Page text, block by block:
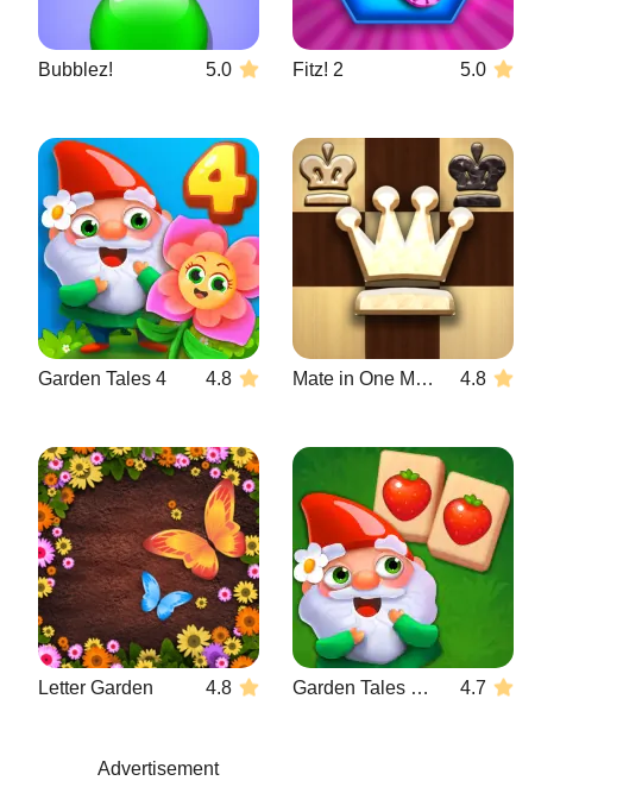
Bubblez! 5.0 Fitz! 2 5.0
Garden Tales 4 4.8 Mate in One Move 4.8
Letter Garden 4.8 Garden Tales Mahjong 4.7
Advertisement